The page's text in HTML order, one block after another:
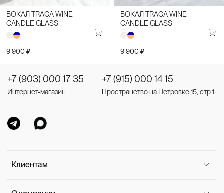
БОКАЛ TRAGA WINE
CANDLE GLASS
9 900 ₽
БОКАЛ TRAGA WINE
CANDLE GLASS
9 900 ₽
Клиентам
+7 (903) 000 17 35
Интернет-магазин
+7 (915) 000 14 15
Пространство на Петровке 15, стр 1